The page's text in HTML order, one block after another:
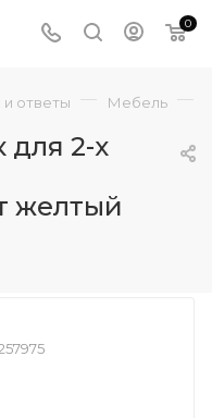
0
ответы — Мебель —
для 2-х
желтый